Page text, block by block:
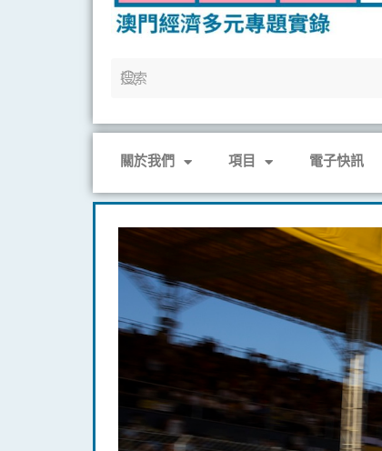
關於我們 項目 電子快訊